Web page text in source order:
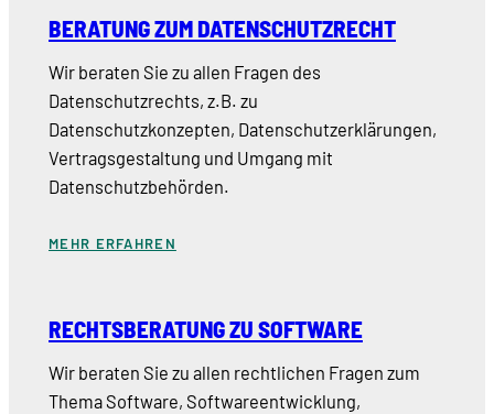
BERATUNG ZUM DATENSCHUTZRECHT
Wir beraten Sie zu allen Fragen des
Datenschutzrechts, z.B. zu
Datenschutzkonzepten, Datenschutzerklärungen,
Vertragsgestaltung und Umgang mit
Datenschutzbehörden.
MEHR ERFAHREN
RECHTSBERATUNG ZU SOFTWARE
Wir beraten Sie zu allen rechtlichen Fragen zum
Thema Software, Softwareentwicklung,